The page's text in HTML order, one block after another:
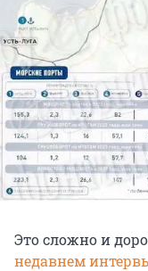
Это сложно и
недавнем